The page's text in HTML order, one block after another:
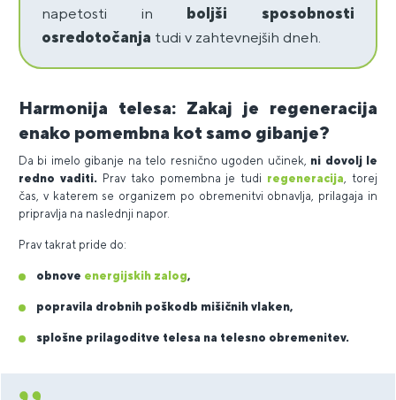
napetosti in
boljši sposobnosti
osredotočanja tudi v zahtevnejših dneh.
Harmonija telesa: Zakaj je regeneracija
enako pomembna kot samo gibanje?
Da bi imelo gibanje na telo resnično ugoden učinek, ni dovolj le
redno vaditi.Prav tako pomembna je tudi regeneracija, torej
čas, v katerem se organizem po obremenitvi obnavlja, prilagaja in
pripravlja na naslednji napor.
Prav takrat pride do:
obnove energijskih zalog,
popravila drobnih poškodb mišičnih vlaken,
splošne prilagoditve telesa na telesno obremenitev.